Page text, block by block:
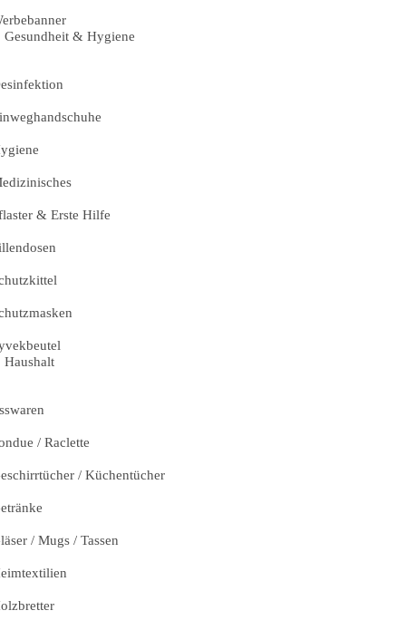
Gesundheit & Hygiene
& Erste Hilfe
Haushalt
/ Raclette
/ Küchentücher
/ Mugs / Tassen